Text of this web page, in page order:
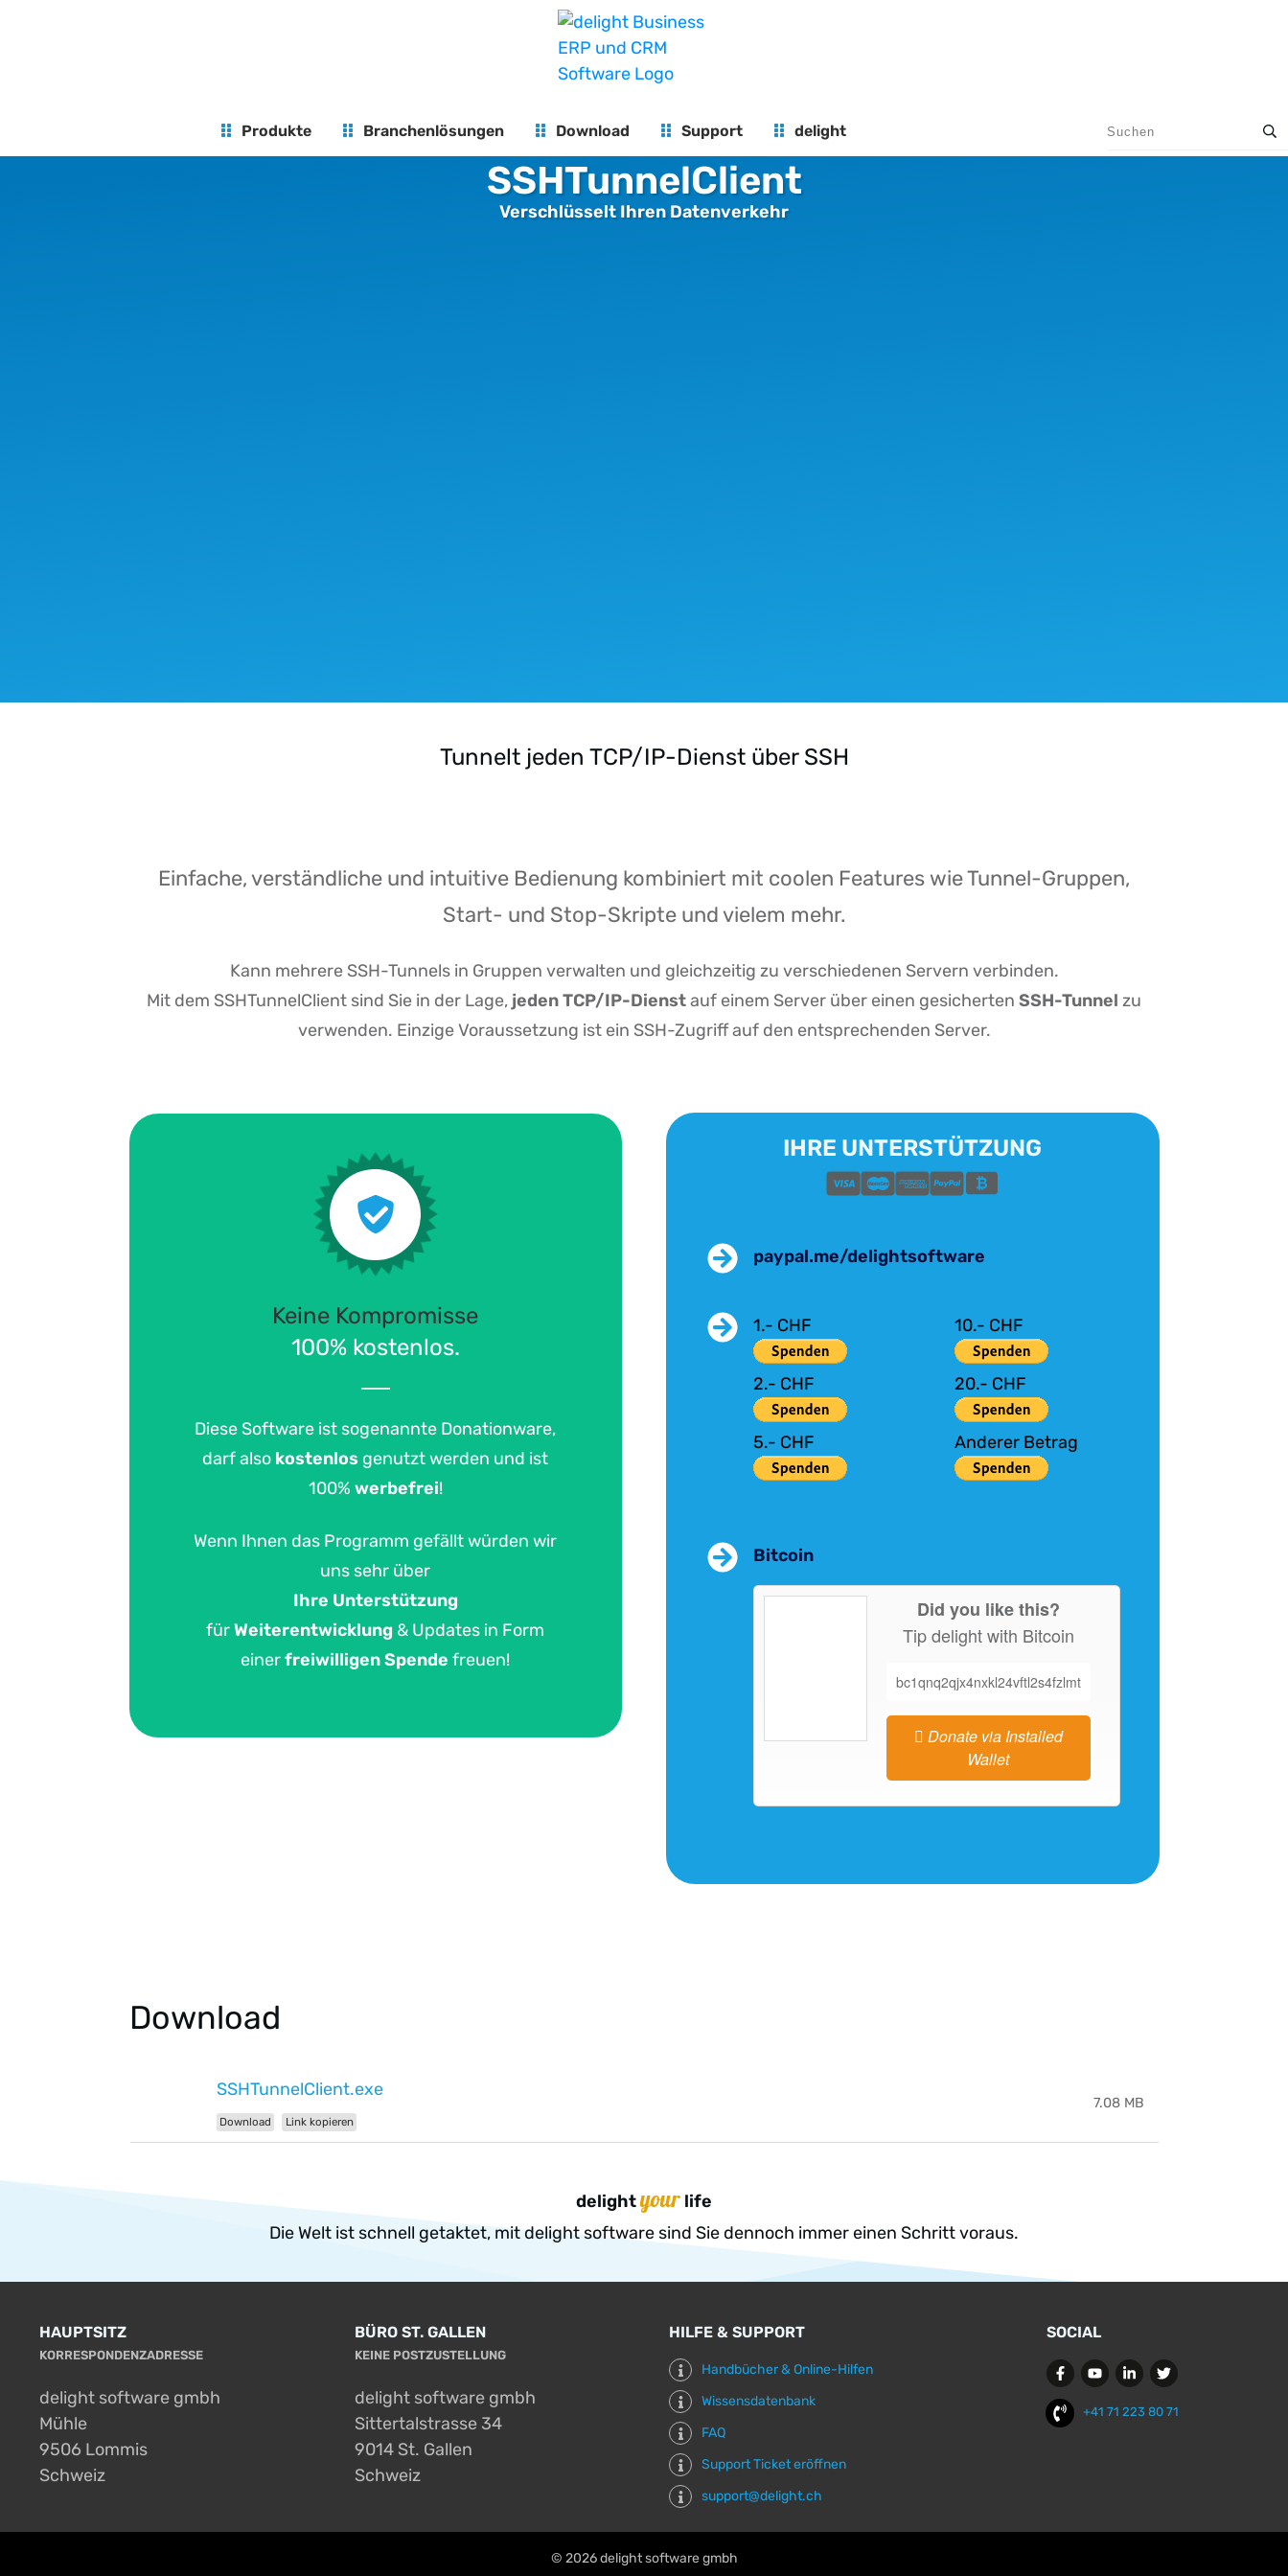
Produkte Branchenlösungen Download Support delight
SSHTunnelClient
Verschlüsselt Ihren Datenverkehr
Tunnelt jeden TCP/IP-Dienst über SSH
Einfache, verständliche und intuitive Bedienung kombiniert mit coolen Features wie Tunnel-Gruppen,
Start- und Stop-Skripte und vielem mehr.
Kann mehrere SSH-Tunnels in Gruppen verwalten und gleichzeitig zu verschiedenen Servern verbinden.
Mit dem SSHTunnelClient sind Sie in der Lage, jeden TCP/IP-Dienstauf einem Server über einen gesicherten SSH-Tunnel zu
verwenden. Einzige Voraussetzung ist ein SSH-Zugriff auf den entsprechenden Server.
Keine Kompromisse
100% kostenlos.
Diese Software ist sogenannte Donationware,
darf also kostenlos genutzt werden und ist
100% werbefrei!
Wenn Ihnen das Programm gefällt würden wir
uns sehr über
Ihre Unterstützung
fürWeiterentwicklung & Updates in Form
einerfreiwilligen Spendefreuen!
IHRE UNTERSTÜTZUNG
paypal.me/delightsoftware
1.- CHF
2.- CHF
5.- CHF
10.- CHF
20.- CHF
Anderer Betrag
Bitcoin
Did you like this?
Tip delight with Bitcoin
Donate via Installed
Wallet
Download
SSHTunnelClient.exe
Download Link kopieren
7.08 MB
delightyour life
Die Welt ist schnell getaktet, mit delight software sind Sie dennoch immer einen Schritt voraus.
HAUPTSITZ
KORRESPONDENZADRESSE
delight software gmbh
Mühle
9506 Lommis
Schweiz
BÜRO ST. GALLEN
KEINE POSTZUSTELLUNG
delight software gmbh
Sittertalstrasse 34
9014 St. Gallen
Schweiz
HILFE & SUPPORT
Handbücher & Online-Hilfen
Wissensdatenbank
FAQ
Support Ticket eröffnen
support@delight.ch
SOCIAL
+41 71 223 80 71
© 2026 delight software gmbh